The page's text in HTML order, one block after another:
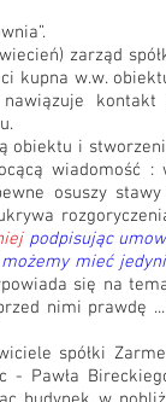
zarząd
kupna w.w.
kontakt
obiektu i
wiadomość :
osuszy
podpisując
mieć
się na
nimi prawdę
spółki
- Pawła